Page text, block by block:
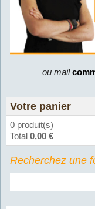
ou mail
Votre panier
0 produit(s)
Total 0,00 €
Recherchez une